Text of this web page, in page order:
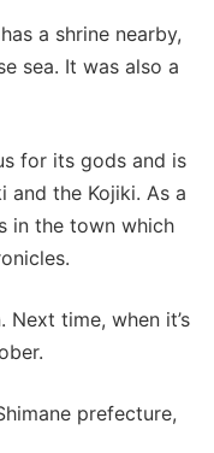
a shrine nearby,
sea. It was also a
for its gods and is
and the Kojiki. As a
in the town which
time, when it’s
prefecture,